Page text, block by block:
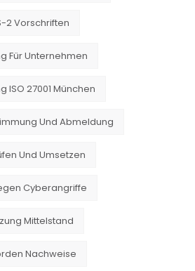
2 Vorschriften
Für Unternehmen
ISO 27001 München
Und Abmeldung
Und Umsetzen
Cyberangriffe
Mittelstand
Nachweise